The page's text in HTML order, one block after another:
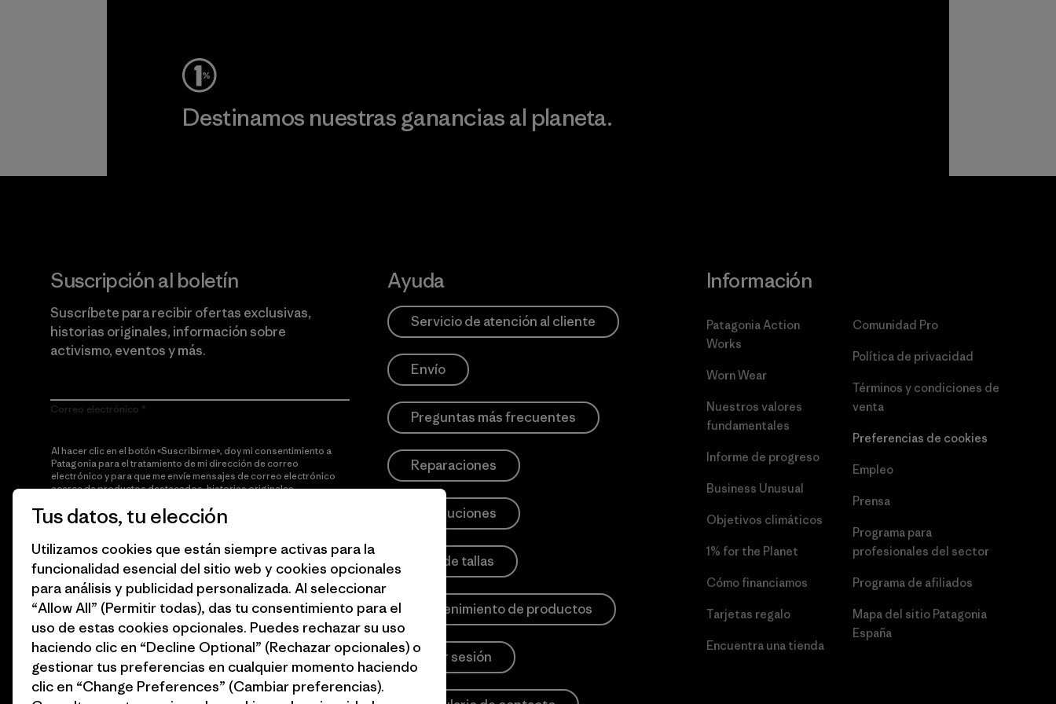
Destinamos nuestras ganancias al planeta.
Suscripción al boletín
Suscríbete para recibir ofertas exclusivas,
historias originales, información sobre
activismo, eventos y más.
Correo electrónico
Al hacer clic en el botón «Suscribirme», doy mi consentimiento a
Patagonia para el tratamiento de mi dirección de correo
electrónico y para que me envíe mensajes de correo electrónico
acerca de productos destacados, historias originales,
acuerdo con la
política de privacidad de Patagonia.
Suscribirme
Ayuda
Servicio de atención al cliente
Envío
Preguntas más frecuentes
Reparaciones
Devoluciones
Guía de tallas
Mantenimiento de productos
Iniciar sesión
Información
Patagonia Action
Works
Worn Wear
Nuestros valores
fundamentales
Informe de progreso
Business Unusual
Objetivos climáticos
1% for the Planet
Cómo financiamos
Tarjetas regalo
Encuentra una tienda
Comunidad Pro
Política de privacidad
Términos y condiciones de
venta
Preferencias de cookies
Empleo
Prensa
Programa para
profesionales del sector
Programa de afiliados
Mapa del sitio Patagonia
España
Tus datos, tu elección
Utilizamos cookies que están siempre activas para la
funcionalidad esencial del sitio web y cookies opcionales
para análisis y publicidad personalizada. Al seleccionar
“Allow All” (Permitir todas), das tu consentimiento para el
uso de estas cookies opcionales. Puedes rechazar su uso
haciendo clic en “Decline Optional” (Rechazar opcionales) o
gestionar tus preferencias en cualquier momento haciendo
clic en “Change Preferences” (Cambiar preferencias).